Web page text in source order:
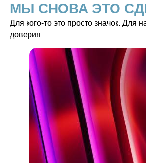
МЫ СНОВА ЭТО
Для кого-то это просто значок. Для
доверия